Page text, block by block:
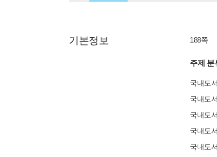
기본정보 188쪽
주제 분
국내도
국내도
국내도
국내도
국내도